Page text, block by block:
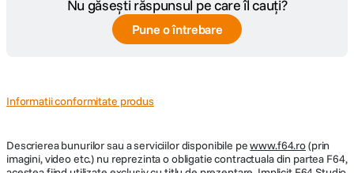
DIMENSIUNE / GREUTATE:
Lungime 88,9 mm
Nu găsești răspunsul pe care îl cauți?
Pune o întrebare
Informatii conformitate produs
Descrierea bunurilor sau a serviciilor disponibile pewww.f64.ro(prin
imagini, video etc.) nu reprezinta o obligatie contractuala din partea F64,